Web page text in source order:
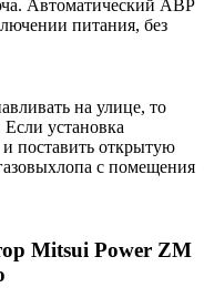
Автоматический АВР
питания, без
на улице, то
установка
поставить открытую
с помещения
Mitsui Power ZM